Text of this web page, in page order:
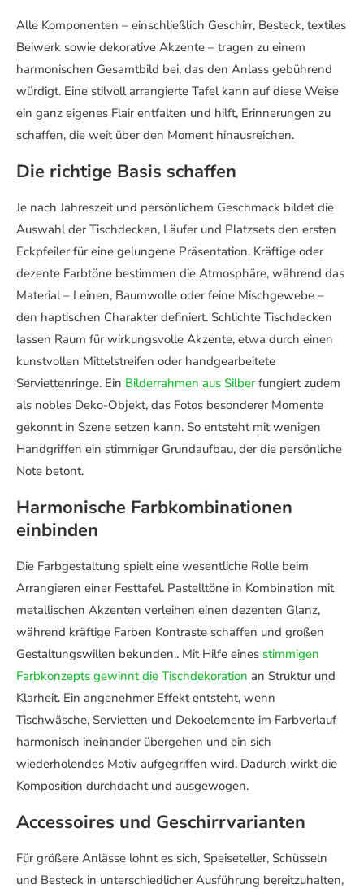
Alle Komponenten – einschließlich Geschirr, Besteck, textiles
Beiwerk sowie dekorative Akzente – tragen zu einem
harmonischen Gesamtbild bei, das den Anlass gebührend
würdigt. Eine stilvoll arrangierte Tafel kann auf diese Weise
ein ganz eigenes Flair entfalten und hilft, Erinnerungen zu
schaffen, die weit über den Moment hinausreichen.
Die richtige Basis schaffen
Je nach Jahreszeit und persönlichem Geschmack bildet die
Auswahl der Tischdecken, Läufer und Platzsets den ersten
Eckpfeiler für eine gelungene Präsentation. Kräftige oder
dezente Farbtöne bestimmen die Atmosphäre, während das
Material – Leinen, Baumwolle oder feine Mischgewebe –
den haptischen Charakter definiert. Schlichte Tischdecken
lassen Raum für wirkungsvolle Akzente, etwa durch einen
kunstvollen Mittelstreifen oder handgearbeitete
Serviettenringe. Ein Bilderrahmen aus Silberfungiert zudem
als nobles Deko-Objekt, das Fotos besonderer Momente
gekonnt in Szene setzen kann. So entsteht mit wenigen
Handgriffen ein stimmiger Grundaufbau, der die persönliche
Note betont.
Harmonische Farbkombinationen
einbinden
Die Farbgestaltung spielt eine wesentliche Rolle beim
Arrangieren einer Festtafel. Pastelltöne in Kombination mit
metallischen Akzenten verleihen einen dezenten Glanz,
während kräftige Farben Kontraste schaffen und großen
Gestaltungswillen bekunden.. Mit Hilfe eines stimmigen
Farbkonzepts gewinnt die Tischdekoration an Struktur und
Klarheit. Ein angenehmer Effekt entsteht, wenn
Tischwäsche, Servietten und Dekoelemente im Farbverlauf
harmonisch ineinander übergehen und ein sich
wiederholendes Motiv aufgegriffen wird. Dadurch wirkt die
Komposition durchdacht und ausgewogen.
Accessoires und Geschirrvarianten
Für größere Anlässe lohnt es sich, Speiseteller, Schüsseln
und Besteck in unterschiedlicher Ausführung bereitzuhalten,